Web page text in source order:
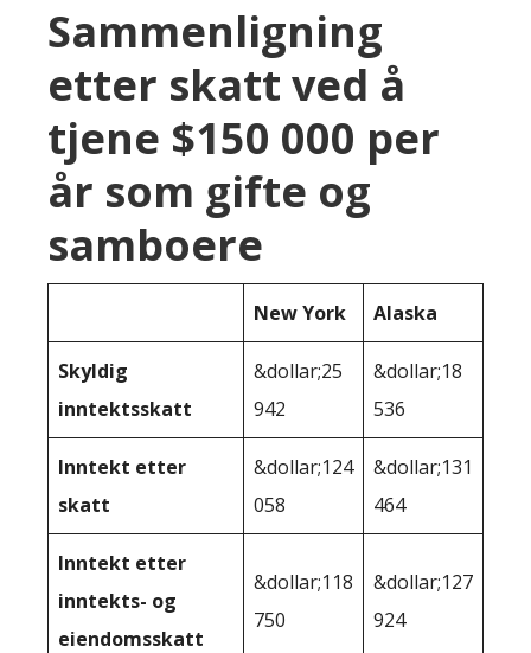
Sammenligning
etter skatt ved å
tjene $150 000 per
år som gifte og
samboere
New York Alaska
Skyldig
inntektsskatt
&dollar;25
942
&dollar;18
536
Inntekt etter
skatt
&dollar;124
058
&dollar;131
464
Inntekt etter
inntekts- og
eiendomsskatt
&dollar;118
750
&dollar;127
924